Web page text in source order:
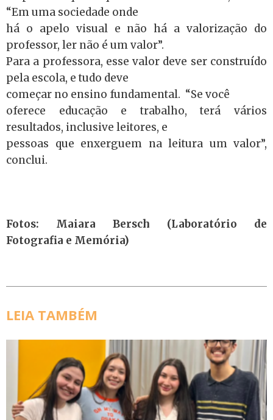
“Em uma sociedade onde
há o apelo visual e não há a valorização do
professor, ler não é um valor”.
Para a professora, esse valor deve ser construído
pela escola, e tudo deve
começar no ensino fundamental. “Se você
oferece educação e trabalho, terá vários
resultados, inclusive leitores, e
pessoas que enxerguem na leitura um valor”,
conclui.
Fotos: Maiara Bersch (Laboratório de
Fotografia e Memória)
LEIA TAMBÉM